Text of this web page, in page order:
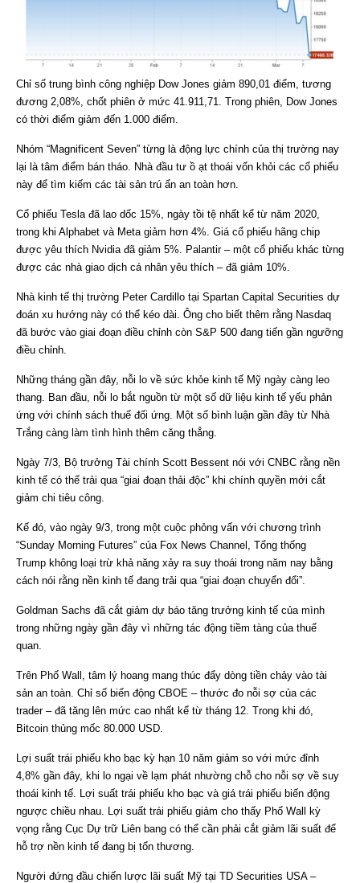
Chỉ số trung bình công nghiệp Dow Jones giảm 890,01 điểm, tương
đương 2,08%, chốt phiên ở mức 41.911,71. Trong phiên, Dow Jones
có thời điểm giảm đến 1.000 điểm.
Nhóm “Magnificent Seven” từng là động lực chính của thị trường nay
lại là tâm điểm bán tháo. Nhà đầu tư ồ ạt thoái vốn khỏi các cổ phiếu
này để tìm kiếm các tài sản trú ẩn an toàn hơn.
Cổ phiếu Tesla đã lao dốc 15%, ngày tồi tệ nhất kể từ năm 2020,
trong khi Alphabet và Meta giảm hơn 4%. Giá cổ phiếu hãng chip
được yêu thích Nvidia đã giảm 5%. Palantir – một cổ phiếu khác từng
được các nhà giao dịch cá nhân yêu thích – đã giảm 10%.
Nhà kinh tế thị trường Peter Cardillo tại Spartan Capital Securities dự
đoán xu hướng này có thể kéo dài. Ông cho biết thêm rằng Nasdaq
đã bước vào giai đoạn điều chỉnh còn S&P 500 đang tiến gần ngưỡng
điều chỉnh.
Những tháng gần đây, nỗi lo về sức khỏe kinh tế Mỹ ngày càng leo
thang. Ban đầu, nỗi lo bắt nguồn từ một số dữ liệu kinh tế yếu phản
ứng với chính sách thuế đối ứng. Một số bình luận gần đây từ Nhà
Trắng càng làm tình hình thêm căng thẳng.
Ngày 7/3, Bộ trưởng Tài chính Scott Bessent nói với CNBC rằng nền
kinh tế có thể trải qua “giai đoạn thải độc” khi chính quyền mới cắt
giảm chi tiêu công.
Kế đó, vào ngày 9/3, trong một cuộc phỏng vấn với chương trình
“Sunday Morning Futures” của Fox News Channel, Tổng thống
Trump không loại trừ khả năng xảy ra suy thoái trong năm nay bằng
cách nói rằng nền kinh tế đang trải qua “giai đoạn chuyển đổi”.
Goldman Sachs đã cắt giảm dự báo tăng trưởng kinh tế của mình
trong những ngày gần đây vì những tác động tiềm tàng của thuế
quan.
Trên Phố Wall, tâm lý hoang mang thúc đẩy dòng tiền chảy vào tài
sản an toàn. Chỉ số biến động CBOE – thước đo nỗi sợ của các
trader – đã tăng lên mức cao nhất kể từ tháng 12. Trong khi đó,
Bitcoin thủng mốc 80.000 USD.
Lợi suất trái phiếu kho bạc kỳ hạn 10 năm giảm so với mức đỉnh
4,8% gần đây, khi lo ngại về lạm phát nhường chỗ cho nỗi sợ về suy
thoái kinh tế. Lợi suất trái phiếu kho bạc và giá trái phiếu biến động
ngược chiều nhau. Lợi suất trái phiếu giảm cho thấy Phố Wall kỳ
vọng rằng Cục Dự trữ Liên bang có thể cần phải cắt giảm lãi suất để
hỗ trợ nền kinh tế đang bị tổn thương.
Người đứng đầu chiến lược lãi suất Mỹ tại TD Securities USA –